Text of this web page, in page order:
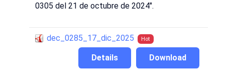
0305 del 21 de octubre de 2024".
dec_0285_17_dic_2025 Hot
Download
Details